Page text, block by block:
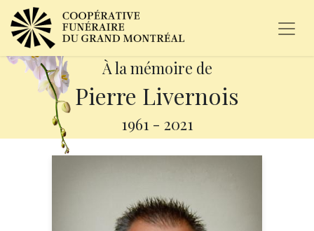
À la mémoire de
Pierre Livernois
1961 - 2021